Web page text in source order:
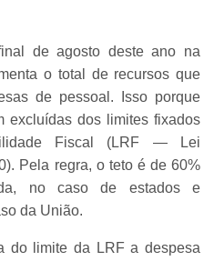
de agosto deste ano na
o total de recursos que
de pessoal. Isso porque
excluídas dos limites fixados
Fiscal (LRF — Lei
Pela regra, o teto é de 60%
no caso de estados e
da União.
do limite da LRF a despesa